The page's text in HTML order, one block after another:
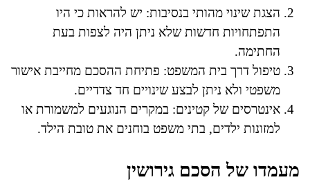
הצגת שינוי מהותי בנסיבות: יש להראות כי היו
התפתחויות חדשות שלא ניתן היה לצפות בעת
החתימה.
טיפול דרך בית המשפט: פתיחת ההסכם מחייבת אישור
משפטי ולא ניתן לבצע שינויים חד צדדיים.
אינטרסים של קטינים: במקרים הנוגעים למשמורת או
למזונות ילדים, בתי משפט בוחנים את טובת הילד.
מעמדו של הסכם גירושין